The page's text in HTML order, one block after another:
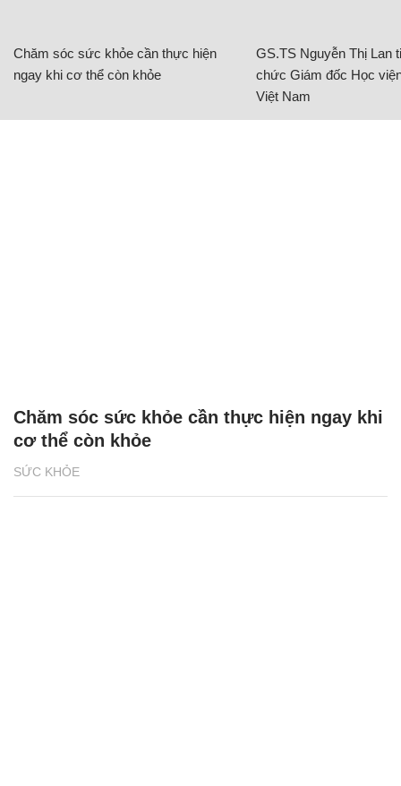
Chăm sóc sức khỏe cần thực hiện
ngay khi cơ thể còn khỏe
GS.TS Nguyễn Thị Lan
chức Giám đốc Học
Việt Nam
SỨC KHỎE
Chăm sóc sức khỏe cần thực hiện ngay khi
cơ thể còn khỏe